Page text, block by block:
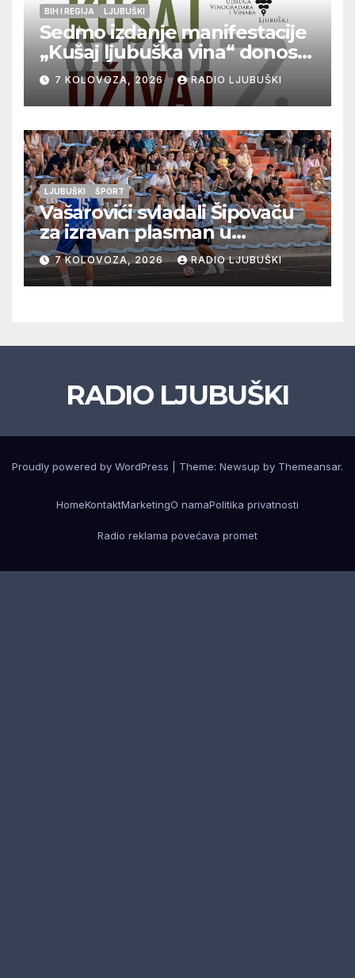
BIH I REGIJA LJUBUŠKI
Sedmo izdanje manifestacije
„Kušaj ljubuška vina“ donosi
vrhunska vina, gastronomiju i
glazbu
7 KOLOVOZA, 2026 RADIO LJUBUŠKI
LJUBUŠKI ŠPORT
Vašarovići svladali Šipovaču
za izravan plasman u
četvrtfinale, Grab izborio
prolazak dalje, Klobuk ispao,
večeras počinje četvrtfinale
7 KOLOVOZA, 2026 RADIO LJUBUŠKI
RADIO LJUBUŠKI
Proudly powered by WordPress Theme: Newsup by Themeansar.
HomeKontaktMarketingO namaPolitika privatnosti
Radio reklama povećava promet